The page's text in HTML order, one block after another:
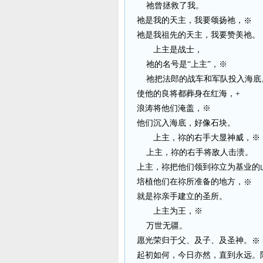
祂曾拯救了我。
祂是我的天主，我要颂扬祂， ※
祂是我祖先的天主，我要赞美祂。
上主是战士，
祂的名号是“上主”，※
祂把法郎的战车和军队投入海底
使他的良将都葬身在红海，+
浪涛将他们淹盖，※
他们沉入海底，好像石块。
上主，祢的右手大显神威，※
上主，祢的右手将敌人击溃。
上主，祢把他们领到祢立为基业的
培植他们在祢所准备的地方， ※
就是祢亲手建立的圣所。
上主为王，※
万世无疆。
愿光荣归于父、及子、及圣神。
※
起初如何，今日亦然，直到永远。